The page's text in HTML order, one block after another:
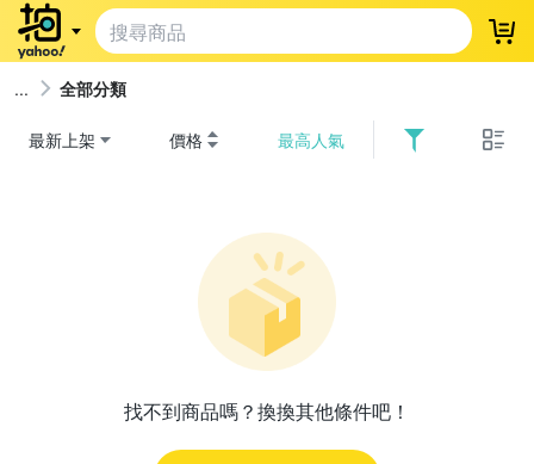
登
全部分類
最新上架 價格 最高人氣
找不到商品嗎？換換其他條件吧！